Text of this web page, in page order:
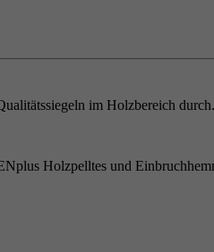
im Holzbereich durch.
Holzpelltes und